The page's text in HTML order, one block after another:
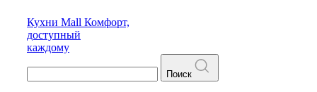
Кухни Mall Комфорт,
доступный
каждому
Поиск